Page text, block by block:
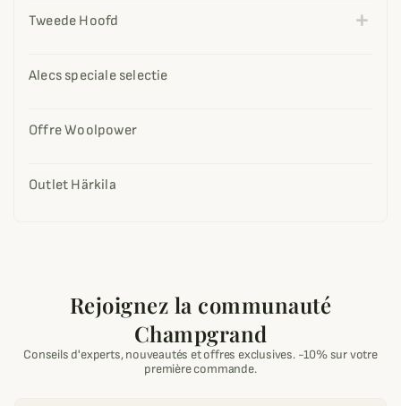
Tweede Hoofd
Alecs speciale selectie
Offre Woolpower
Outlet Härkila
Rejoignez la communauté
Champgrand
Conseils d'experts, nouveautés et offres exclusives. -10% sur votre
première commande.